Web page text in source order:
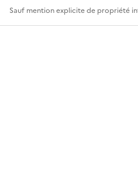
Sauf mention explicite de propriété